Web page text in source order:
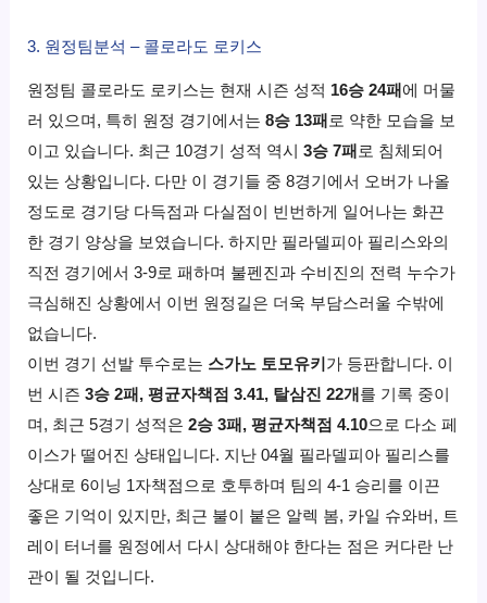
3. 원정팀분석 – 콜로라도 로키스
원정팀 콜로라도 로키스는 현재 시즌 성적 16승 24패에 머물
러 있으며, 특히 원정 경기에서는8승 13패 로 약한 모습을 보
이고 있습니다. 최근 10경기 성적 역시3승 7패 로 침체되어
있는 상황입니다. 다만 이 경기들 중 8경기에서 오버가 나올
정도로 경기당 다득점과 다실점이 빈번하게 일어나는 화끈
한 경기 양상을 보였습니다. 하지만 필라델피아 필리스와의
직전 경기에서 3-9로 패하며 불펜진과 수비진의 전력 누수가
극심해진 상황에서 이번 원정길은 더욱 부담스러울 수밖에
없습니다.
이번 경기 선발 투수로는 스가노 토모유키 가 등판합니다. 이
번 시즌3승 2패, 평균자책점 3.41, 탈삼진 22개 를 기록 중이
며, 최근 5경기 성적은2승 3패, 평균자책점 4.10으로 다소 페
이스가 떨어진 상태입니다. 지난 04월 필라델피아 필리스를
상대로 6이닝 1자책점으로 호투하며 팀의 4-1 승리를 이끈
좋은 기억이 있지만, 최근 불이 붙은 알렉 봄, 카일 슈와버, 트
레이 터너를 원정에서 다시 상대해야 한다는 점은 커다란 난
관이 될 것입니다.